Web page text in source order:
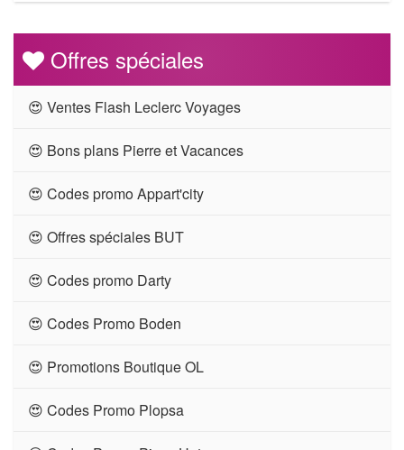
Offres spéciales
😍 Ventes Flash Leclerc Voyages
😍 Bons plans Pierre et Vacances
😍 Codes promo Appart'city
😍 Offres spéciales BUT
😍 Codes promo Darty
😍 Codes Promo Boden
😍 Promotions Boutique OL
😍 Codes Promo Plopsa